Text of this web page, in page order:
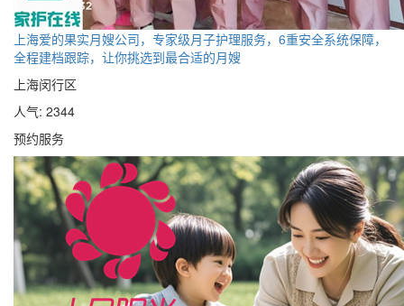
上海爱的果实月嫂公司，专家级月子护理服务，6重安全系统保障，
全程建档跟踪，让你挑选到最合适的月嫂
上海闵行区
人气: 2344
预约服务